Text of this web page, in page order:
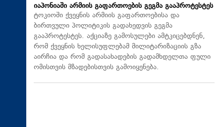
იაპონიაში არმიის გაფართოების გეგმა გააპროტესტეს
ტოკიოში ქვეყნის არმიის გაფართოებისა და
ბირთვული პოლიტიკის გადახედვის გეგმა
გააპროტესტეს. აქციაზე გამოსულები ამტკიცებდნენ,
რომ ქვეყნის ხელისუფლებამ მილიტარიზაციის გზა
აირჩია და რომ გადასახადების გადამხდელთა ფული
ომისთვის მზადებისთვის გამოიყენება.